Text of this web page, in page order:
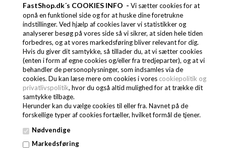
FastShop.dk´s COOKIES INFO - Vi sætter cookies for at
opnå en funktionel side og for at huske dine foretrukne
indstillinger. Ved hjælp af cookies laver vi statistikker og
analyserer besøg på vores side så vi sikrer, at siden hele tiden
forbedres, og at vores markedsføring bliver relevant for dig.
Hvis du giver dit samtykke, så tillader du, at vi sætter cookies
(enten i form af egne cookies og/eller fra tredjeparter), og at vi
behandler de personoplysninger, som indsamles via de
cookies. Du kan læse mere om cookies i vores cookiepolitik og
privatlivspolitik, hvor du også altid mulighed for at trække dit
samtykke tilbage.
Herunder kan du vælge cookies til eller fra. Navnet på de
forskellige typer af cookies fortæller, hvilket formål de tjener.
Nødvendige
Markedsføring
9.600,00DKK
(EXCL. MOMS)
12.000,00 DKK (INCL. MOMS)
ALU-KV12/12